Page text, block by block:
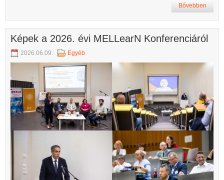
Bővebben
Képek a 2026. évi MELLearN Konferenciáról
2026.06.09. Egyéb